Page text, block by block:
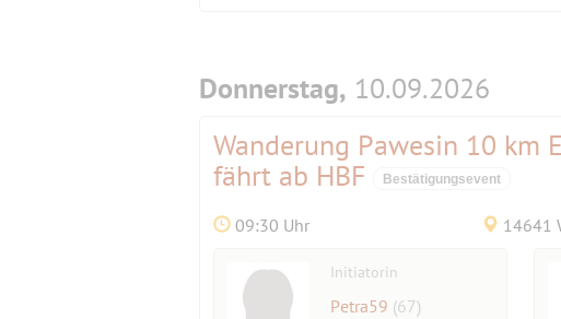
Donnerstag, 10.09.2026
Wanderung Pawesin 10 km
fährt ab HBF
Bestätigungsevent
09:30 Uhr 14641
Initiatorin
Petra59 (67)